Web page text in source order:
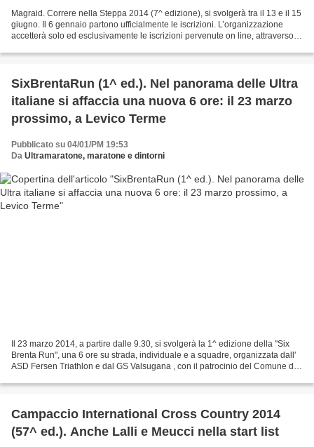
Magraid. Correre nella Steppa 2014 (7^ edizione), si svolgerà tra il 13 e il 15
giugno. Il 6 gennaio partono ufficialmente le iscrizioni. L’organizzazione
accetterà solo ed esclusivamente le iscrizioni pervenute on line, attraverso il
SixBrentaRun (1^ ed.). Nel panorama delle Ultra
italiane si affaccia una nuova 6 ore: il 23 marzo
prossimo, a Levico Terme
Pubblicato su 04/01/PM 19:53
Da Ultramaratone, maratone e dintorni
Il 23 marzo 2014, a partire dalle 9.30, si svolgerà la 1^ edizione della "Six
Brenta Run", una 6 ore su strada, individuale e a squadre, organizzata dall'
ASD Fersen Triathlon e dal GS Valsugana , con il patrocinio del Comune di
Campaccio International Cross Country 2014
(57^ ed.). Anche Lalli e Meucci nella start list